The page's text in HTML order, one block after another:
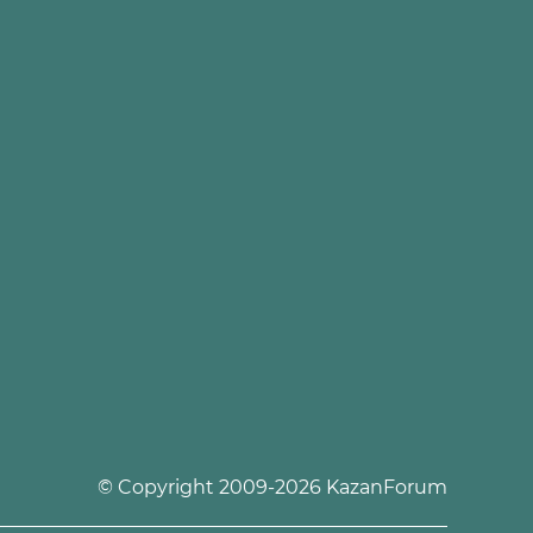
© Copyright 2009-2026 KazanForum